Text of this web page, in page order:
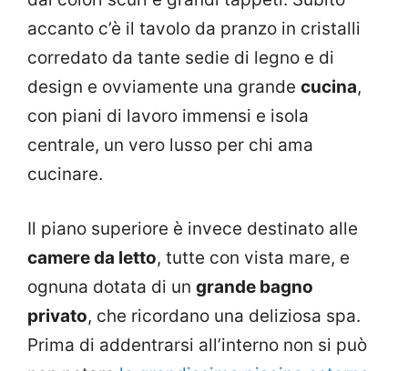
accanto c’è il tavolo da pranzo in cristalli
corredato da tante sedie di legno e di
design e ovviamente una grande cucina,
con piani di lavoro immensi e isola
centrale, un vero lusso per chi ama
cucinare.
Il piano superiore è invece destinato alle
camere da letto, tutte con vista mare, e
ognuna dotata di un grande bagno
privato, che ricordano una deliziosa spa.
Prima di addentrarsi all’interno non si può